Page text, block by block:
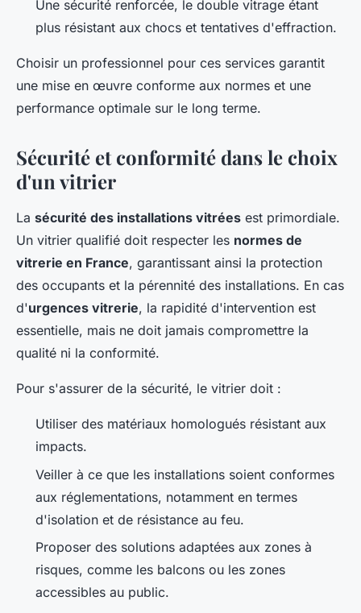
Une sécurité renforcée, le double vitrage étant
plus résistant aux chocs et tentatives d'effraction.
Choisir un professionnel pour ces services garantit
une mise en œuvre conforme aux normes et une
performance optimale sur le long terme.
Sécurité et conformité dans le choix
d'un vitrier
La sécurité des installations vitrées est primordiale.
Un vitrier qualifié doit respecter les normes de
vitrerie en France, garantissant ainsi la protection
des occupants et la pérennité des installations. En cas
d'urgences vitrerie, la rapidité d'intervention est
essentielle, mais ne doit jamais compromettre la
qualité ni la conformité.
Pour s'assurer de la sécurité, le vitrier doit :
Utiliser des matériaux homologués résistant aux
impacts.
Veiller à ce que les installations soient conformes
aux réglementations, notamment en termes
d'isolation et de résistance au feu.
Proposer des solutions adaptées aux zones à
risques, comme les balcons ou les zones
accessibles au public.